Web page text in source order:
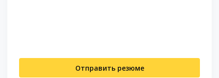
Отправить резюме